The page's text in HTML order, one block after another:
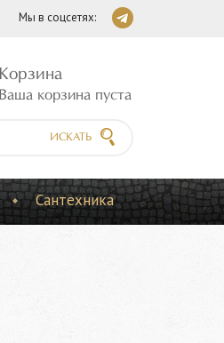
Мы в соцсетях:
Корзина
Ваша корзина пуста
ИСКАТЬ
Сантехника